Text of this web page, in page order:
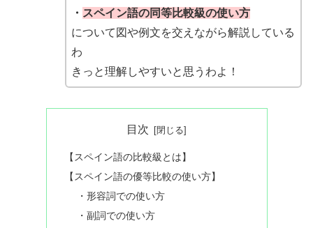
・ スペイン語の同等比較級の使い方
について図や例文を交えながら解説している
わ
きっと理解しやすいと思うわよ！
目次
【スペイン語の比較級とは】
【スペイン語の優等比較の使い方】
・形容詞での使い方
・副詞での使い方